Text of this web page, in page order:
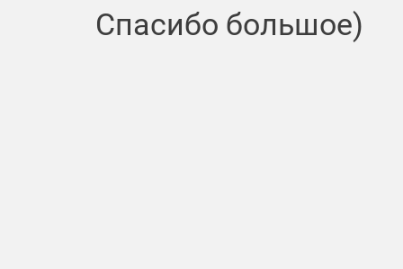
Спасибо большое)